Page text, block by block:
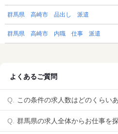
群馬県 高崎市 品出し 派遣
群馬県 高崎市 内職 仕事 派遣
よくあるご質問
この条件の求人数はどのくらい
群馬県の求人全体からお仕事を